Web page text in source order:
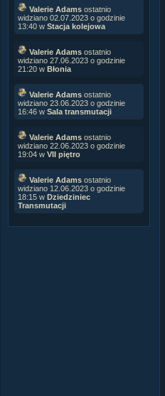
Valerie Adams ostatnio
widziano 02.07.2023 o godzinie
13:40 w Stacja kolejowa
Valerie Adams ostatnio
widziano 27.06.2023 o godzinie
21:20 w Błonia
Valerie Adams ostatnio
widziano 23.06.2023 o godzinie
16:46 w Sala transmutacji
Valerie Adams ostatnio
widziano 22.06.2023 o godzinie
19:04 w VII piętro
Valerie Adams ostatnio
widziano 12.06.2023 o godzinie
18:15 w Dziedziniec
Transmutacji